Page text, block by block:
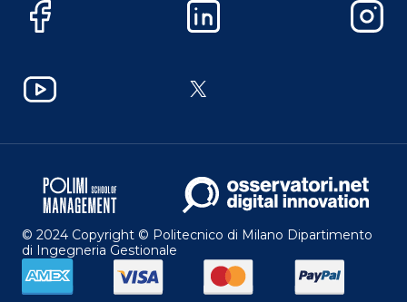
Facebook LinkedIn
YouTube X
© 2024 Copyright © Politecnico di Milano Dipartimento
di Ingegneria Gestionale